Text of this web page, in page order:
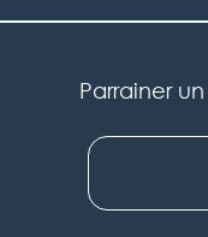
Parrainer